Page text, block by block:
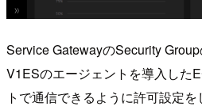
Service GatewayのSecurity Group
V1ESのエージェントを導入した
トで通信できるように許可設定